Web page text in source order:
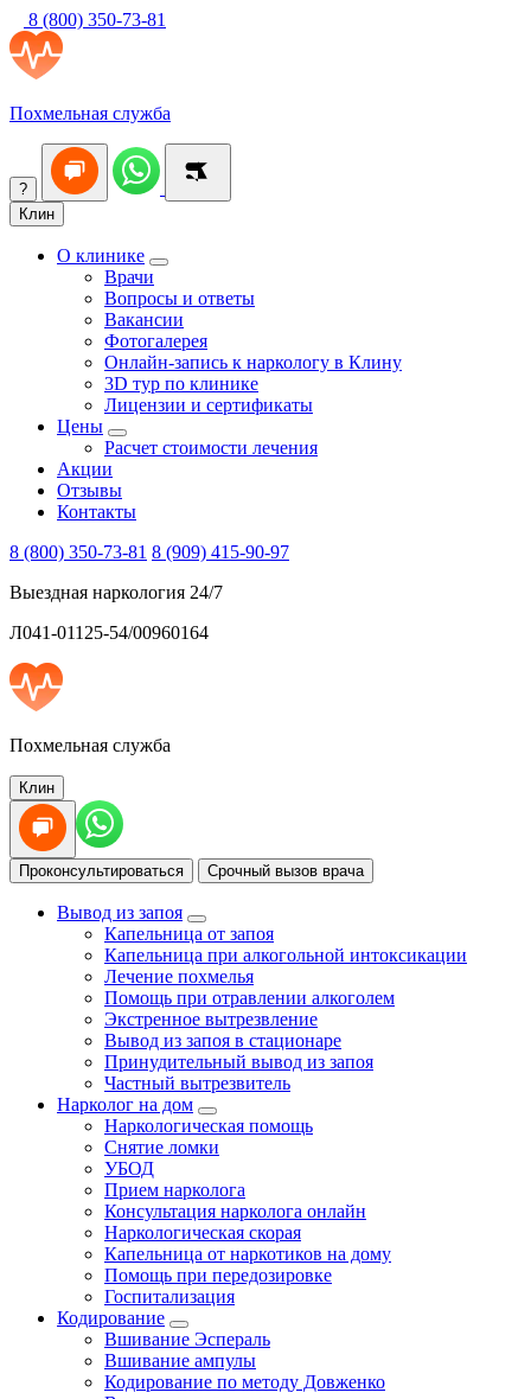
8 (800) 350-73-81
Похмельная служба
?
Клин
О клинике
Врачи
Вопросы и ответы
Вакансии
Фотогалерея
Онлайн-запись к наркологу в Клину
3D тур по клинике
Лицензии и сертификаты
Цены
Расчет стоимости лечения
Акции
Отзывы
Контакты
8 (800) 350-73-81 8 (909) 415-90-97
Выездная наркология 24/7
Л041-01125-54/00960164
Похмельная служба
Клин
Проконсультироваться Срочный вызов врача
Вывод из запоя
Капельница от запоя
Капельница при алкогольной интоксикации
Лечение похмелья
Помощь при отравлении алкоголем
Экстренное вытрезвление
Вывод из запоя в стационаре
Принудительный вывод из запоя
Частный вытрезвитель
Нарколог на дом
Наркологическая помощь
Снятие ломки
УБОД
Прием нарколога
Консультация нарколога онлайн
Наркологическая скорая
Капельница от наркотиков на дому
Помощь при передозировке
Госпитализация
Кодирование
Вшивание Эспераль
Вшивание ампулы
Кодирование по методу Довженко